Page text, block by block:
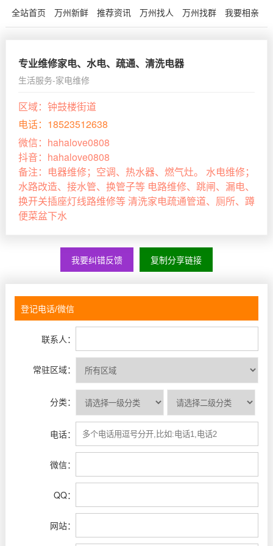
全站首页 万州新鲜 推荐资讯 万州找人 万州找群 我要相亲
专业维修家电、水电、疏通、清洗电器
生活服务-家电维修
区域： 钟鼓楼街道
电话： 18523512638
微信： hahalove0808
抖音： hahalove0808
备注： 电器维修；空调、热水器、燃气灶。 水电维修；
水路改造、接水管、换管子等 电路维修、跳闸、漏电、
换开关插座灯线路维修等 清洗家电疏通管道、厕所、蹲
便菜盆下水
我要纠错反馈 复制分享链接
联系人：
常驻区域：
分类：
电话：
微信：
QQ：
网站：